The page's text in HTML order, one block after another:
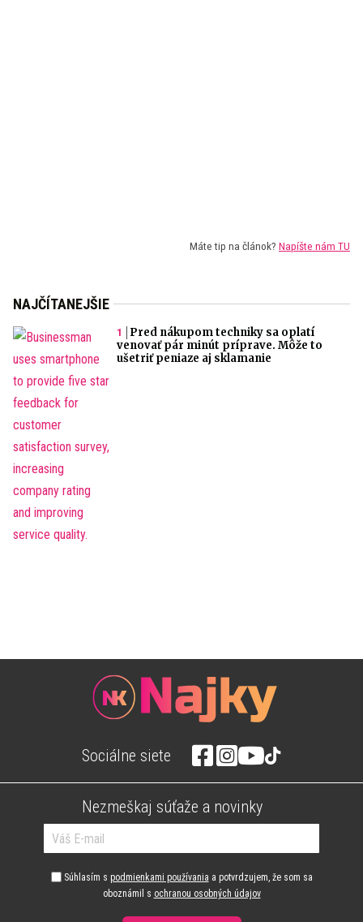
Máte tip na článok? Napíšte nám TU
NAJČÍTANEJŠIE
Pred nákupom techniky sa oplatí
venovať pár minút príprave. Môže to
ušetriť peniaze aj sklamanie
Sociálne siete
Nezmeškaj súťaže a novinky
Súhlasím s podmienkami používania a potvrdzujem, že som sa
oboznámil s ochranou osobných údajov